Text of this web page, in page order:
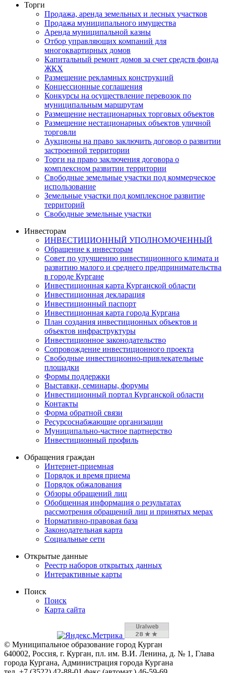
Торги
Продажа, аренда земельных и лесных участков
Продажа муниципального имущества
Аренда муниципальной казны
Отбор управляющих компаний для
многоквартирных домов
Капитальный ремонт домов за счет средств фонда
ЖКХ
Размещение рекламных конструкций
Концессионные соглашения
Конкурсы на осуществление перевозок по
муниципальным маршрутам
Размещение нестационарных торговых объектов
Размещение нестационарных объектов уличной
торговли
Аукционы на право заключить договор о развитии
застроенной территории
Торги на право заключения договора о
комплексном развитии территории
Свободные земельные участки под коммерческое
использование
Земельные участки под комплексное развитие
территорий
Свободные земельные участки
Инвесторам
ИНВЕСТИЦИОННЫЙ УПОЛНОМОЧЕННЫЙ
Обращение к инвесторам
Совет по улучшению инвестиционного климата и
развитию малого и среднего предпринимательства
в городе Кургане
Инвестиционная карта Курганской области
Инвестиционная декларация
Инвестиционный паспорт
Инвестиционная карта города Кургана
План создания инвестиционных объектов и
объектов инфраструктуры
Инвестиционное законодательство
Сопровождение инвестиционного проекта
Свободные инвестиционно-привлекательные
площадки
Формы поддержки
Выставки, семинары, форумы
Инвестиционный портал Курганской области
Контакты
Форма обратной связи
Ресурсоснабжающие организации
Муниципально-частное партнерство
Инвестиционный профиль
Обращения граждан
Интернет-приемная
Порядок и время приема
Порядок обжалования
Обзоры обращений лиц
Обобщенная информация о результатах
рассмотрения обращений лиц и принятых мерах
Нормативно-правовая база
Законодательная карта
Социальные сети
Открытые данные
Реестр наборов открытых данных
Интерактивные карты
Поиск
Поиск
Карта сайта
© Муниципальное образование город Курган
640002, Россия, г. Курган, пл. им. В.И. Ленина, д. № 1, Глава
города Кургана, Администрация города Кургана